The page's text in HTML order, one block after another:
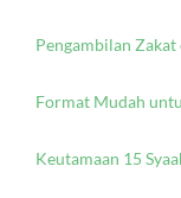
Pengambilan
Format Mudah
Keutamaan 15